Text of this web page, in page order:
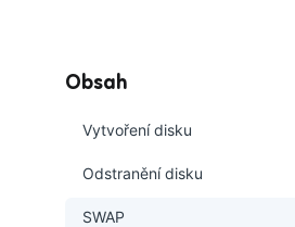
Obsah
Vytvoření disku
Odstranění disku
SWAP